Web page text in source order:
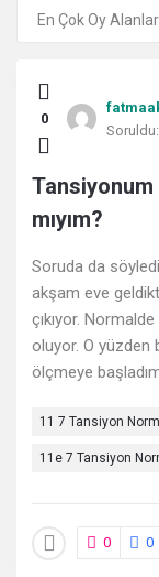
Kullanıcı
Yorumları
ve
En
sonuncu
Sorular
0
Soruldu:
Tansiyonum
mıyım?
Soruda da
akşam eve
çıkıyor.
oluyor. O yüzden
ölçmeye
11 7 Tansiyon
11e 7 Tansiyon
0 0